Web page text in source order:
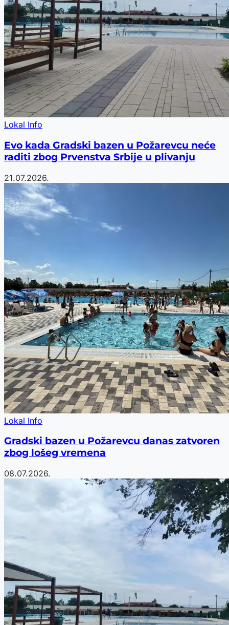
Lokal Info
Evo kada Gradski bazen u Požarevcu neće
raditi zbog Prvenstva Srbije u plivanju
21.07.2026.
Lokal Info
Gradski bazen u Požarevcu danas zatvoren
zbog lošeg vremena
08.07.2026.